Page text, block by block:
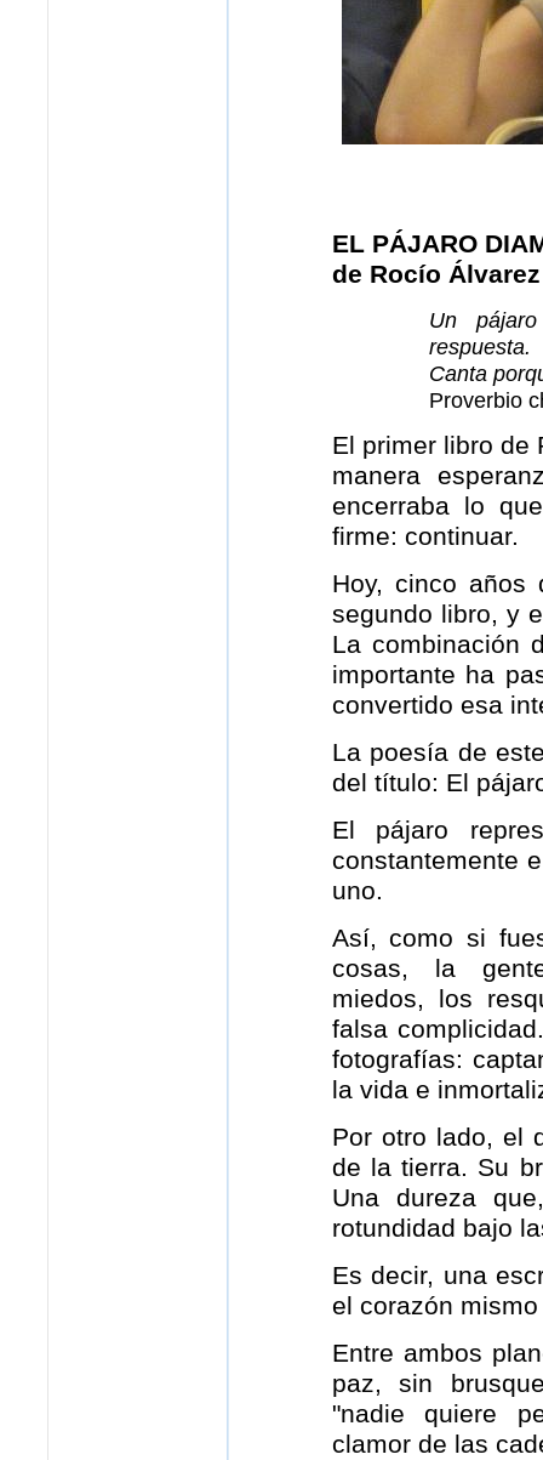
EL PÁJARO
de Rocío
Un
respuesta.
Canta
Proverbio
El primer libro de
manera
encerraba lo
firme: continuar.
Hoy, cinco años
segundo libro, y
La combinación
importante ha
convertido esa
La poesía de
del título: El
El pájaro
constantemente
uno.
Así, como si
cosas, la
miedos, los
falsa
fotografías:
la vida e
Por otro lado, el
de la tierra. Su
Una dureza
rotundidad bajo
Es decir, una
el corazón
Entre ambos
paz, sin
"nadie quiere
clamor de las